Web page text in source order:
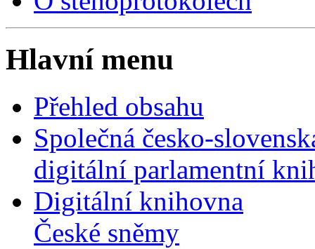
Hlavní menu
Přehled obsahu
Společná česko-
digitální parlamentní
Digitální knihovna
České sněmy